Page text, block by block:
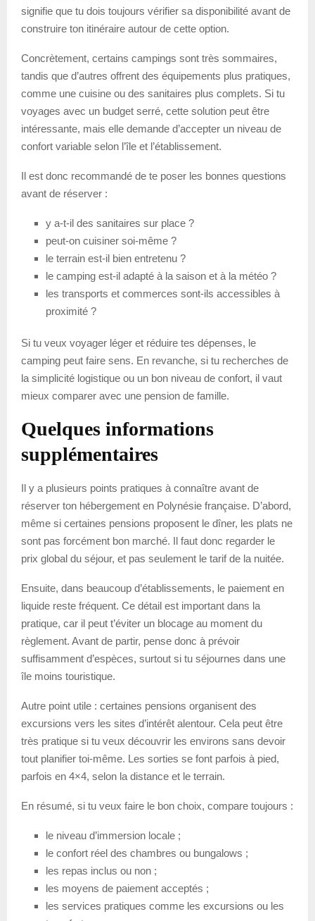
signifie que tu dois toujours vérifier sa disponibilité avant de
construire ton itinéraire autour de cette option.
Concrètement, certains campings sont très sommaires,
tandis que d’autres offrent des équipements plus pratiques,
comme une cuisine ou des sanitaires plus complets. Si tu
voyages avec un budget serré, cette solution peut être
intéressante, mais elle demande d’accepter un niveau de
confort variable selon l’île et l’établissement.
Il est donc recommandé de te poser les bonnes questions
avant de réserver :
y a-t-il des sanitaires sur place ?
peut-on cuisiner soi-même ?
le terrain est-il bien entretenu ?
le camping est-il adapté à la saison et à la météo ?
les transports et commerces sont-ils accessibles à
proximité ?
Si tu veux voyager léger et réduire tes dépenses, le
camping peut faire sens. En revanche, si tu recherches de
la simplicité logistique ou un bon niveau de confort, il vaut
mieux comparer avec une pension de famille.
Quelques informations
supplémentaires
Il y a plusieurs points pratiques à connaître avant de
réserver ton hébergement en Polynésie française. D’abord,
même si certaines pensions proposent le dîner, les plats ne
sont pas forcément bon marché. Il faut donc regarder le
prix global du séjour, et pas seulement le tarif de la nuitée.
Ensuite, dans beaucoup d’établissements, le paiement en
liquide reste fréquent. Ce détail est important dans la
pratique, car il peut t’éviter un blocage au moment du
règlement. Avant de partir, pense donc à prévoir
suffisamment d’espèces, surtout si tu séjournes dans une
île moins touristique.
Autre point utile : certaines pensions organisent des
excursions vers les sites d’intérêt alentour. Cela peut être
très pratique si tu veux découvrir les environs sans devoir
tout planifier toi-même. Les sorties se font parfois à pied,
parfois en 4×4, selon la distance et le terrain.
En résumé, si tu veux faire le bon choix, compare toujours :
le niveau d’immersion locale ;
le confort réel des chambres ou bungalows ;
les repas inclus ou non ;
les moyens de paiement acceptés ;
les services pratiques comme les excursions ou les